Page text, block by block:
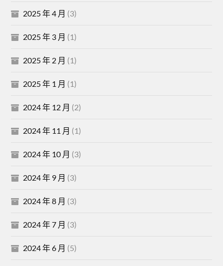
2025 年 4 月 (3)
2025 年 3 月 (1)
2025 年 2 月 (1)
2025 年 1 月 (1)
2024 年 12 月 (2)
2024 年 11 月 (1)
2024 年 10 月 (3)
2024 年 9 月 (3)
2024 年 8 月 (3)
2024 年 7 月 (3)
2024 年 6 月 (5)